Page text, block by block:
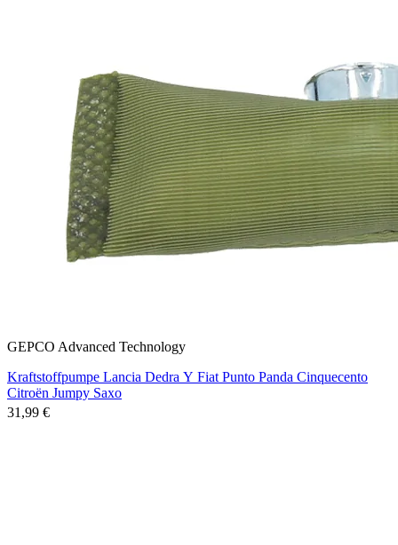
GEPCO Advanced Technology
Kraftstoffpumpe Lancia Dedra Y Fiat Punto Panda Cinquecento
Citroën Jumpy Saxo
31,99 €